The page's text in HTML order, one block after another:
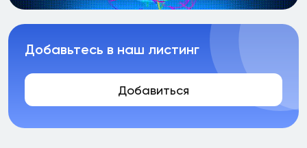
Добавьтесь в наш листинг
Добавиться